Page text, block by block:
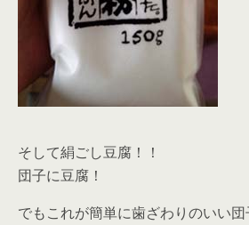
そして絹ごし豆腐！！
団子に豆腐！
でもこれが簡単に歯ざわりのいい